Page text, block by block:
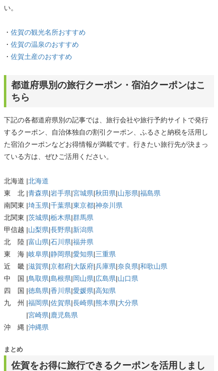
い。
・ 佐賀の観光名所おすすめ
・ 佐賀の温泉のおすすめ
・ 佐賀土産のおすすめ
都道府県別の旅行クーポン・宿泊クーポンはこ
ちら
下記の各都道府県別の記事では、旅行会社や旅行予約サイトで発行
するクーポン、自治体独自の割引クーポン、ふるさと納税を活用し
た宿泊クーポンなどお得情報が満載です。行きたい旅行先が決まっ
ている方は、ぜひご活用ください。
北海道 |北海道
東 北 |青森県|岩手県|宮城県|秋田県|山形県|福島県
南関東 |埼玉県|千葉県|東京都|神奈川県
北関東 |茨城県|栃木県|群馬県
甲信越 |山梨県|長野県|新潟県
北 陸 |富山県|石川県|福井県
東 海 |岐阜県|静岡県|愛知県|三重県
近 畿 |滋賀県|京都府|大阪府|兵庫県|奈良県|和歌山県
中 国 |鳥取県|島根県|岡山県|広島県|山口県
四 国 |徳島県|香川県|愛媛県|高知県
九 州 |福岡県|佐賀県|長崎県|熊本県|大分県
|宮崎県|鹿児島県
沖 縄 |沖縄県
佐賀をお得に旅行できるクーポンを活用しまし
まとめ